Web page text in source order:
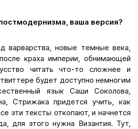
ваша версия?
варварства, новые темные века,
краха империи, обнимающей
читать что-то сложнее и
будет доступно немногим
язык Саши Соколова,
Стрижака придется учить, как
эти тексты откопают, и начнется
для этого нужна Византия. Тут,